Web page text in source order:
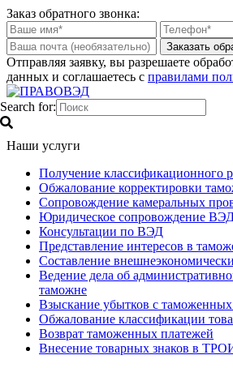
Заказ обратного звонка:
Отправляя заявку, вы разрешаете
данных и соглашаетесь с правилами
Search for:
Наши услуги
Получение классификационного
Обжалование корректировки
Сопровождение камеральных
Юридическое сопровождение
Консультации по ВЭД
Представление интересов в
Составление
Ведение дела об
таможне
Взыскание убытков с таможенных
Обжалование классификации
Возврат таможенных платежей
Внесение товарных знаков в